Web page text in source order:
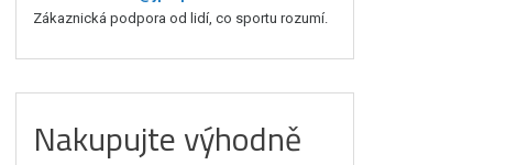
Zákaznická podpora od lidí, co sportu rozumí.
Nakupujte výhodně